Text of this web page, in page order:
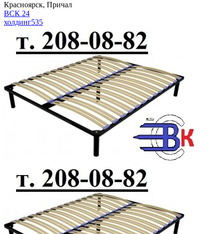
Красноярск, Причал
ВСК 24
холдинг535